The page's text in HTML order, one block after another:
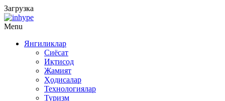
Загрузка
Menu
Янгиликлар
Сиёсат
Иқтисод
Жамият
Ҳодисалар
Технологиялар
Туризм